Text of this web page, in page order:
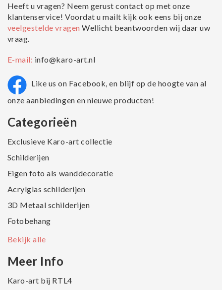
Heeft u vragen? Neem gerust contact op met onze
klantenservice! Voordat u mailt kijk ook eens bij onze
veelgestelde vragenWellicht beantwoorden wij daar uw
vraag.
E-mail: info@karo-art.nl
Like us on Facebook, en blijf op de hoogte van al
onze aanbiedingen en nieuwe producten!
Categorieën
Exclusieve Karo-art collectie
Schilderijen
Eigen foto als wanddecoratie
Acrylglas schilderijen
3D Metaal schilderijen
Fotobehang
Bekijk alle
Meer Info
Karo-art bij RTL4